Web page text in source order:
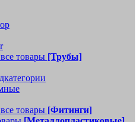
товары [Трубы]
товары [Фитинги]